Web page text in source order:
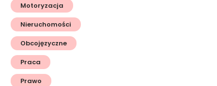
Motoryzacja
Nieruchomości
Obcojęzyczne
Praca
Prawo